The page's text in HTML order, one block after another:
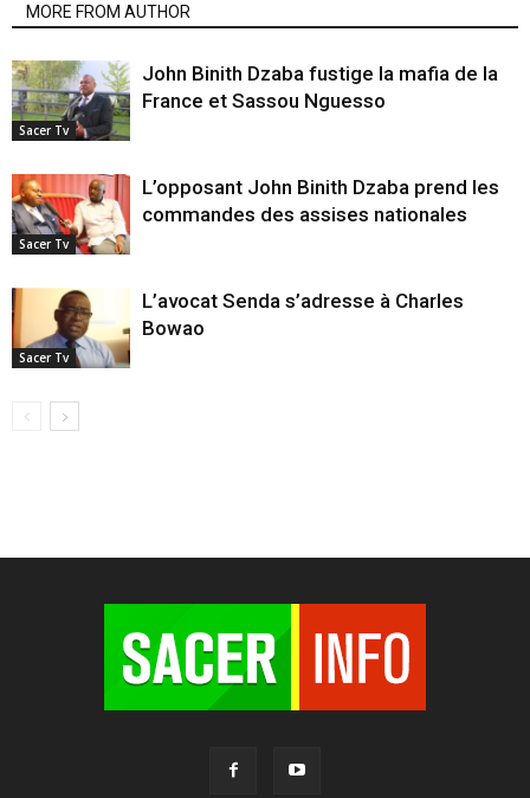
MORE FROM AUTHOR
Sacer Tv
John Binith Dzaba fustige la mafia de la
France et Sassou Nguesso
Sacer Tv
L’opposant John Binith Dzaba prend les
commandes des assises nationales
Sacer Tv
L’avocat Senda s’adresse à Charles
Bowao